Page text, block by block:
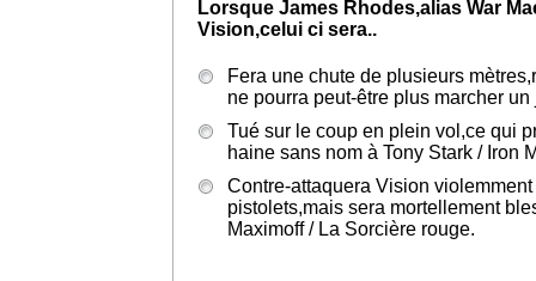
Lorsque James Rhodes,alias War
Vision,celui ci sera..
Fera une chute de plusieurs
ne pourra peut-être plus marcher un
Tué sur le coup en plein vol,ce qui
haine sans nom à Tony Stark / Iron
Contre-attaquera Vision
pistolets,mais sera mortellement
Maximoff / La Sorcière rouge.